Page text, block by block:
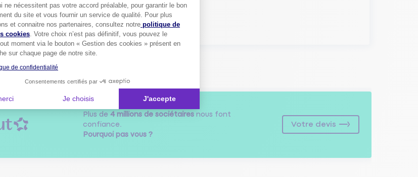
sur affichage compteur ??
0
Plus de 4 millions de sociétairesnous font
confiance.
Pourquoi pas vous ?
Votre devis
ne nécessitent pas votre accord préalable, pour garantir le bon
du site et vous fournir un service de qualité. Pour plus
et connaitre nos partenaires, consultez notre politique de
cookies. Votre choix n’est pas définitif, vous pouvez le
moment via le bouton « Gestion des cookies » présent en
sur chaque page de notre site.
de confidentialité
Consentements certifiés par
Je choisis J'accepte
Axeptio consent